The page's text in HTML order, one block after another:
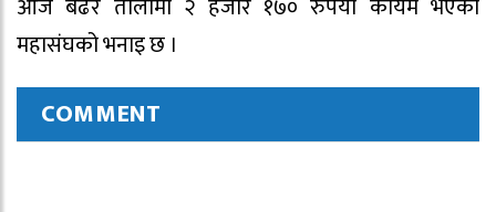
आज बढेर तोलामा २ हजार १७० रुपैयाँ कायम भएको
महासंघको भनाइ छ ।
COMMENT